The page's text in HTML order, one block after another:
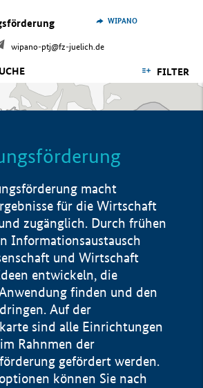
wipano-ptj@fz-juelich.de
WIPANO
FILTER
macht
für die Wirtschaft
zugänglich. Durch frühen
Informationsaustausch
und Wirtschaft
entwickeln, die
finden und den
Auf der
sind alle Einrichtungen
Rahnmen der
gefördert werden.
können Sie nach